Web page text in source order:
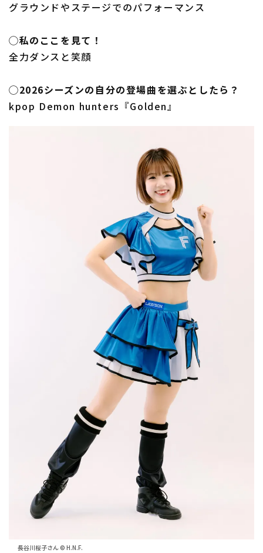
グラウンドやステージでのパフォーマンス
◯私のここを見て！
全力ダンスと笑顔
◯2026シーズンの自分の登場曲を選ぶとしたら？
kpop Demon hunters『Golden』
長谷川桜子さん © H.N.F.